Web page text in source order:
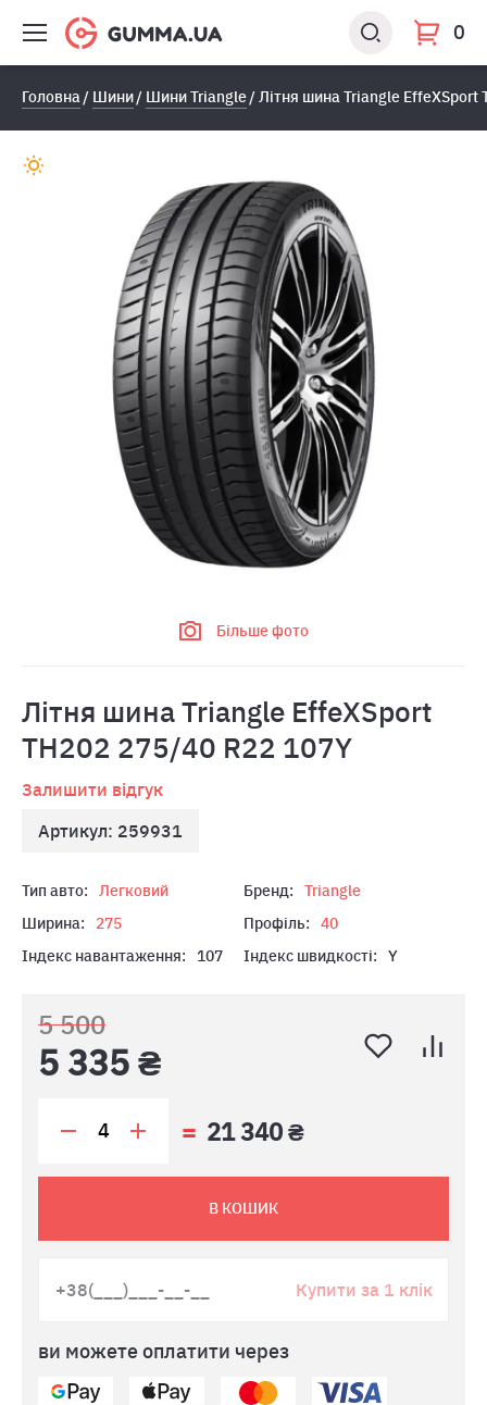
0
Головна Шини Шини Triangle Літня шина Triangle EffeXSport
Більше фото
Літня шина Triangle EffeXSport
TH202 275/40 R22 107Y
Залишити відгук
Артикул: 259931
Тип авто: Легковий Бренд:
Triangle
Ширина:
275 Профіль:
40
Індекс навантаження:
107 Індекс швидкості: Y
5 500
5 335 ₴
21 340 ₴
В КОШИК
Купити за 1 клік
ви можете оплатити через